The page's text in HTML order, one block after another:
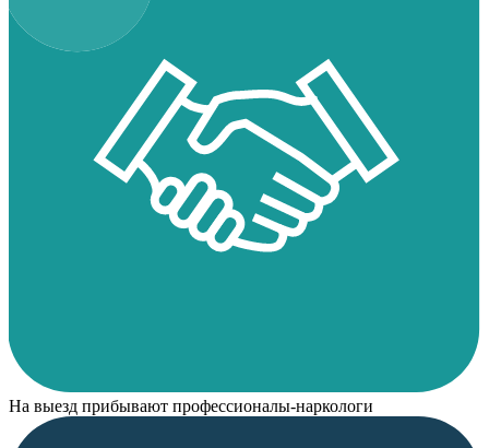
На выезд прибывают профессионалы-наркологи